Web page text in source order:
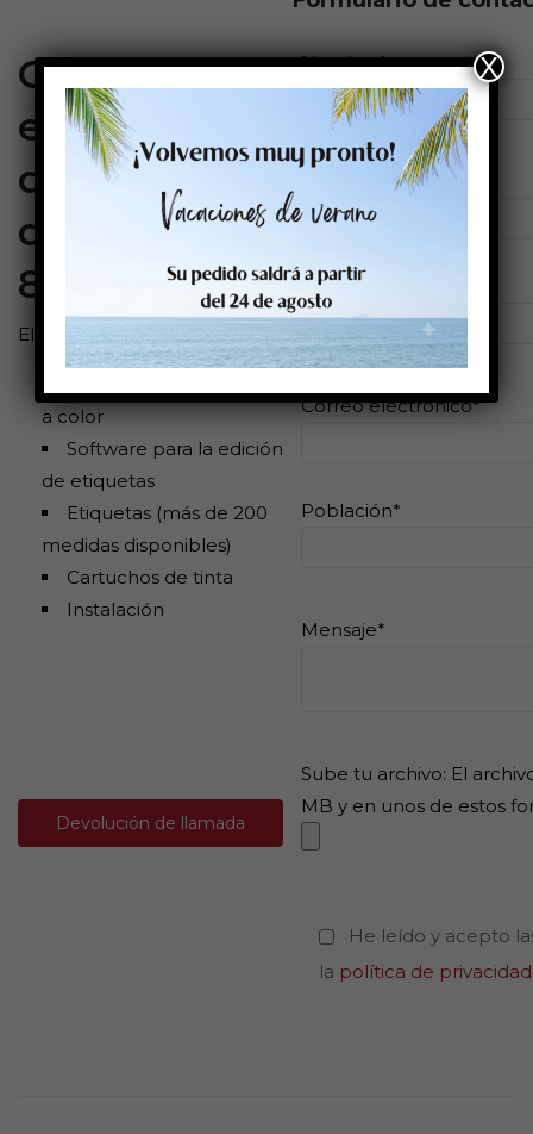
Oferta
especial
descuento
de hasta
800€
El pack incluye:
a color
Software para la edición
de etiquetas
Etiquetas (más de 200
medidas disponibles)
Cartuchos de tinta
Instalación
Devolución de llamada
Nombre*
Empresa*
Correo electrónico*
Población*
Mensaje*
Sube tu archivo: El
MB y en unos de estos
He leído y acepto
la política de privacidad
X